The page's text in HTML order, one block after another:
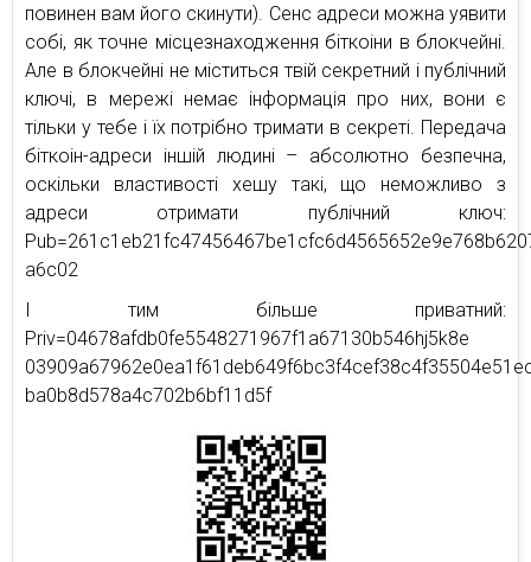
повинен вам його скинути). Сенс адреси можна уявити
собі, як точне місцезнаходження біткоіни в блокчейні.
Але в блокчейні не міститься твій секретний і публічний
ключі, в мережі немає інформація про них, вони є
тільки у тебе і їх потрібно тримати в секреті. Передача
біткоін-адреси іншій людині – абсолютно безпечна,
оскільки властивості хешу такі, що неможливо з
адреси отримати публічний ключ:
a6c02
І тим більше приватний:
Priv=04678afdb0fe5548271967f1a67130b546hj5k8e
ba0b8d578a4c702b6bf11d5f